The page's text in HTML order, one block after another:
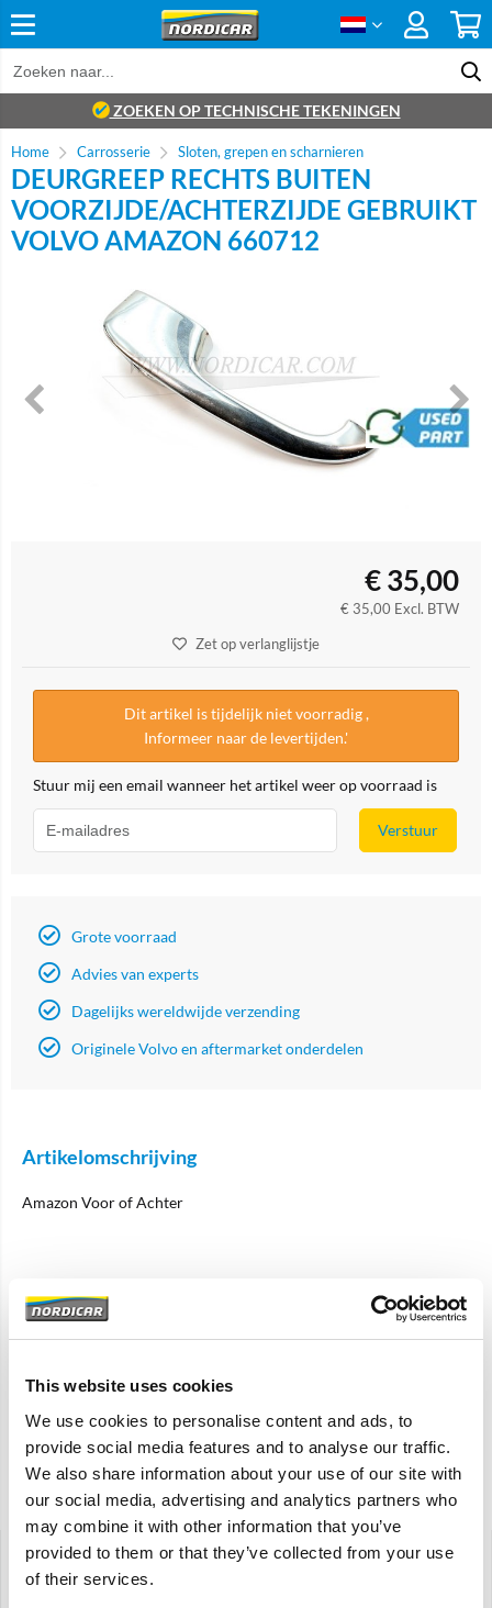
This website uses cookies
We use cookies to personalise content and ads, to
provide social media features and to analyse our traffic.
We also share information about your use of our site with
our social media, advertising and analytics partners who
may combine it with other information that you’ve
provided to them or that they’ve collected from your use
of their services.
ZOEKEN OP TECHNISCHE TEKENINGEN
Home Carrosserie Sloten, grepen en scharnieren
DEURGREEP RECHTS BUITEN
VOORZIJDE/ACHTERZIJDE GEBRUIKT
VOLVO AMAZON 660712
brand
€35,00
€ 35,00 Excl. BTW
Zet op verlanglijstje
Dit artikel is tijdelijk niet voorradig ,
Informeer naar de levertijden.'
Stuur mij een email wanneer het artikel weer op voorraad is
Verstuur
Grote voorraad
Advies van experts
Dagelijks wereldwijde verzending
Originele Volvo en aftermarket onderdelen
Artikelomschrijving
Amazon Voor of Achter
Specificaties
Merk Pre Used Quality Parts
Artikelcode
OE referentie 660712
Gerelateerde artikelen